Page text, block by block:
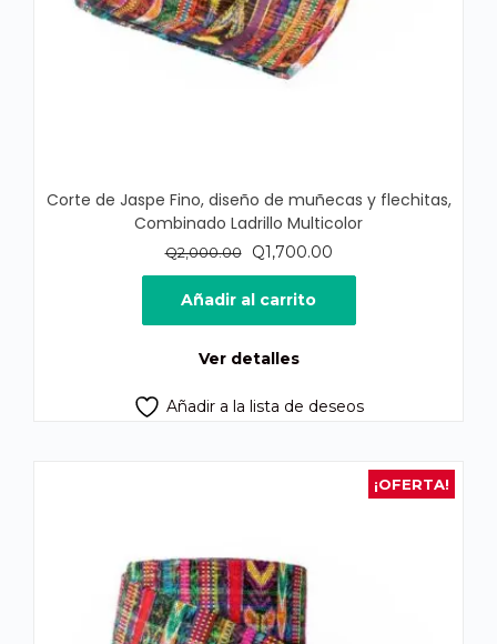
Corte de Jaspe Fino, diseño de muñecas y flechitas,
Combinado Ladrillo Multicolor
Q2,000.00
El
precio
original
era:
Q1,700.00El
precio
es:
Añadir al carrito
Ver detalles
Añadir a la lista de deseos
¡OFERTA!